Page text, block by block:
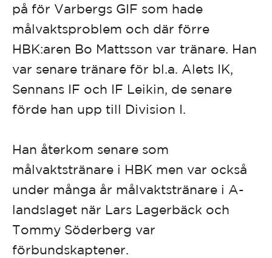
på för Varbergs GIF som hade
målvaktsproblem och där förre
HBK:aren Bo Mattsson var tränare. Han
var senare tränare för bl.a. Alets IK,
Sennans IF och IF Leikin, de senare
förde han upp till Division I.
Han återkom senare som
målvaktstränare i HBK men var också
under många år målvaktstränare i A-
landslaget när Lars Lagerbäck och
Tommy Söderberg var
förbundskaptener.